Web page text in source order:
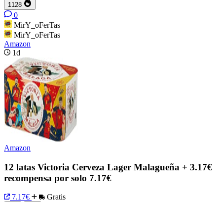
1128
0
MirY_oFerTas
MirY_oFerTas
Amazon
1d
Amazon
12 latas Victoria Cerveza Lager Malagueña + 3.17€
recompensa por solo 7.17€
7.17€ Gratis